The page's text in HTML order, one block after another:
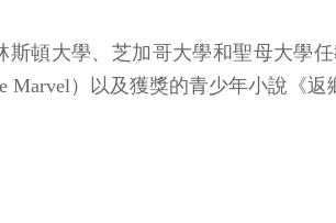
頓大學、芝加哥大學和聖母大學
）以及獲獎的青少年小說《返